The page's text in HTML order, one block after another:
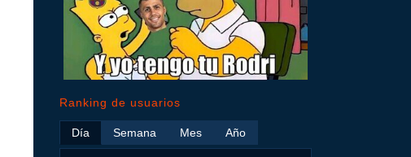
Ranking de usuarios
Día Semana Mes Año